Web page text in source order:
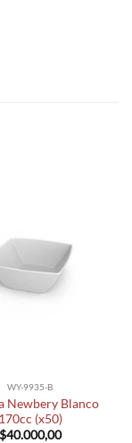
WY-9935-B
Newbery Blanco
170cc (x50)
$40.000,00